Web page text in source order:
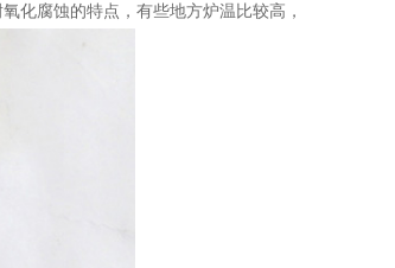
化腐蚀的特点，有些地方炉温比较高，